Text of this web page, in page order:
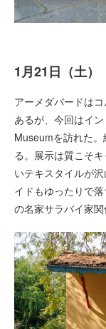
1月21日（土）
アーメダバードは
あるが、今回はイ
Museumを訪れた
る。展示は質こそ
いテキスタイルが
イドもゆったりで
の名家サラバイ家関